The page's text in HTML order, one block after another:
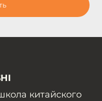
китайского